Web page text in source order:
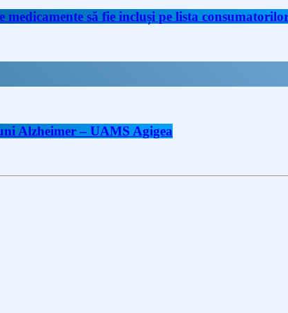
să fie incluși pe lista
Alzheimer – UAMS Agigea